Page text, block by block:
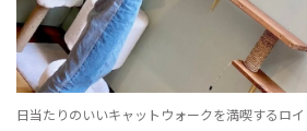
日当たりのいいキャットウォークを満喫するロ